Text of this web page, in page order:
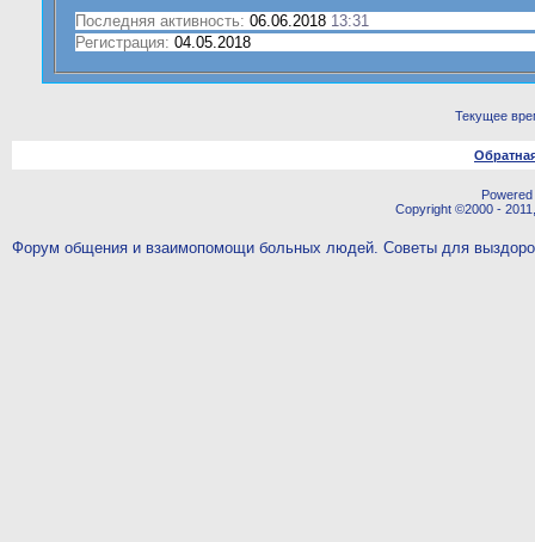
Последняя активность: 06.06.2018 13:31
Регистрация: 04.05.2018
Текущее
Copyright ©2000 -
Форум общения и взаимопомощи больных людей. Советы для